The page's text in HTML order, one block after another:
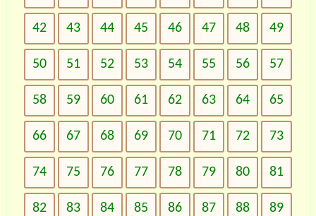
42 43 44 45 46 47 48 49
50 51 52 53 54 55 56 57
58 59 60 61 62 63 64 65
66 67 68 69 70 71 72 73
74 75 76 77 78 79 80 81
82 83 84 85 86 87 88 89